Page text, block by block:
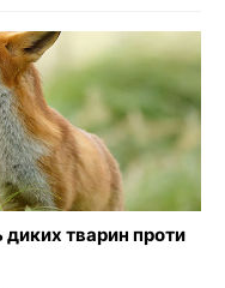
тварин проти